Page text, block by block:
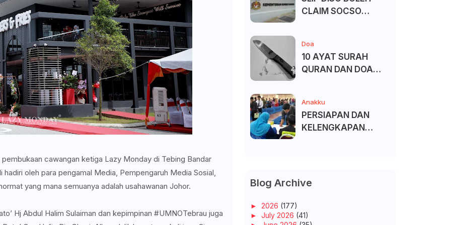
cawangan ketiga Lazy Monday di Tebing Bandar
oleh para pengamal Media, Pempengaruh Media Sosial,
yang mana semuanya adalah usahawanan Johor.
Hj Abdul Halim Sulaiman dan kepimpinan #UMNOTebrau juga
CLAIM SOCSO
Doa
10 AYAT SURAH
QURAN DAN DOA
Anakku
PERSIAPAN DAN
KELENGKAPAN
Blog Archive
► 2026 (177)
► July 2026 (41)